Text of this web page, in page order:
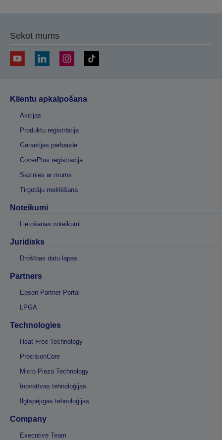
Sekot mums
Klientu apkalpošana
Akcijas
Produktu reģistrācija
Garantijas pārbaude
CoverPlus reģistrācija
Sazinies ar mums
Tirgotāju meklēšana
Noteikumi
Lietošanas noteikumi
Juridisks
Drošības datu lapas
Partners
Epson Partner Portal
LPGA
Technologies
Heat-Free Technology
PrecisionCore
Micro Piezo Technology
Inovatīvas tehnoloģijas
Ilgtspējīgas tehnoloģijas
Company
Executive Team